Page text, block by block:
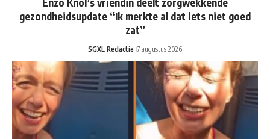
gezondheidsupdate “Ik merkte al dat iets niet goed
zat”
SGXL Redactie 7 augustus 2026